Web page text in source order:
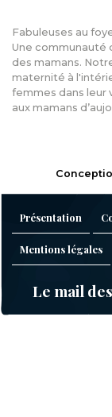
Fabuleuses au
Une communauté
des mamans.
maternité à
femmes dans leur
aux mamans
Présentation
Mentions légales
Le mail